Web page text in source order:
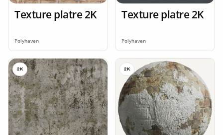
Texture platre 2K
Polyhaven
Texture platre 2K
Polyhaven
2K 2K